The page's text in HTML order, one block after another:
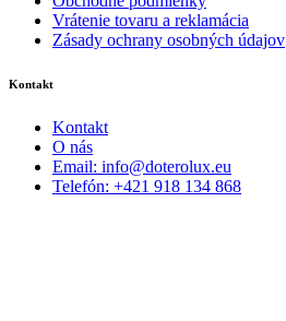
Vrátenie tovaru a reklamácia
Zásady ochrany osobných údajov
Kontakt
Kontakt
O nás
Email: info@doterolux.eu
Telefón: +421 918 134 868